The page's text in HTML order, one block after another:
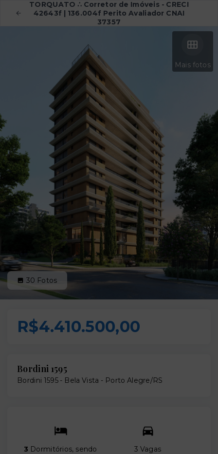
TORQUATO ∴ Corretor de Imóveis - CRECI
42643f | 136.004f Perito Avaliador CNAI
37357
Mais fotos
30 Fotos
R$4.410.500,00
Bordini 1595
Bordini 1595 - Bela Vista - Porto Alegre/RS
3 Dormitórios, sendo
3 Vagas